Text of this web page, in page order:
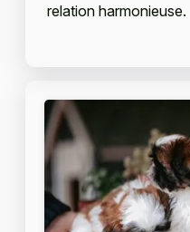
relation harmonieuse.